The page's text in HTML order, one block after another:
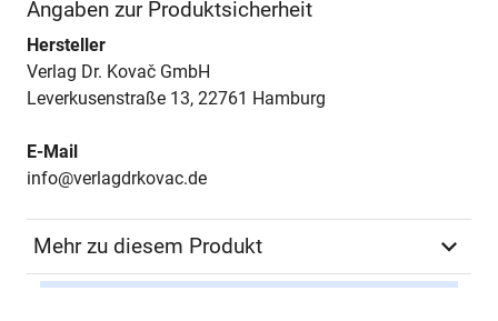
Angaben zur Produktsicherheit
Hersteller
Verlag Dr. Kovač GmbH
Leverkusenstraße 13, 22761 Hamburg
E-Mail
info@verlagdrkovac.de
Mehr zu diesem Produkt